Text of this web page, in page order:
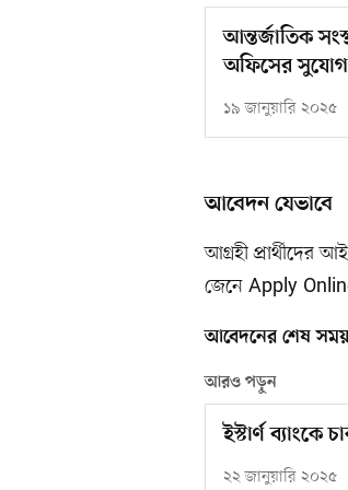
আন্তর্জাতিক
অফিসের সুযোগ
১৯ জানুয়ারি ২০২৫
আবেদন যেভাবে
আগ্রহী প্রার্থীদের
জেনে Apply
আবেদনের শেষ
আরও পড়ুন
ইস্টার্ণ
২২ জানুয়ারি ২০২৫